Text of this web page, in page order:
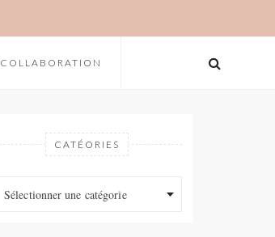
COLLABORATION
CATÉORIES
Sélectionner une catégorie